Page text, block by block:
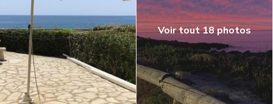
Voir tout 18 photos